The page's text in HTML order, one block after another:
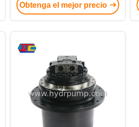
SK230-6
Obtenga el mejor precio